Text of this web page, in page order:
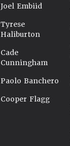
Joel Embiid
Tyrese
Haliburton
Cade
Cunningham
Paolo Banchero
Cooper Flagg